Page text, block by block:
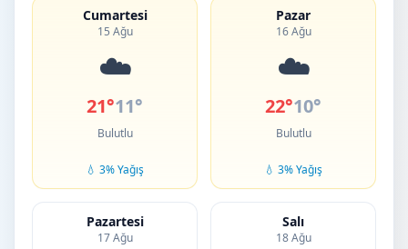
Cumartesi
15 Ağu
☁️
21°11°
Bulutlu
💧 3% Yağış
Pazar
16 Ağu
☁️
22°10°
Bulutlu
💧 3% Yağış
Pazartesi
17 Ağu
Salı
18 Ağu